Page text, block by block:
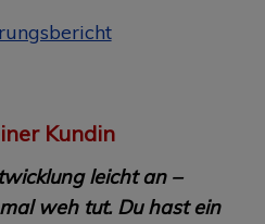
Kundin
leicht an –
weh tut. Du hast ein